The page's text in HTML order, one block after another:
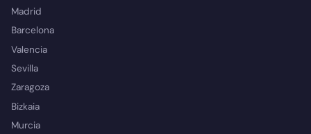
Madrid
Barcelona
Valencia
Sevilla
Zaragoza
Bizkaia
Murcia